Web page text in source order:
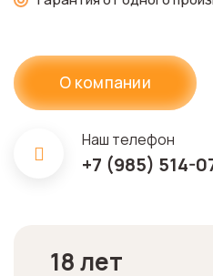
О компании
Наш телефон
+7 (985) 514-
18 лет